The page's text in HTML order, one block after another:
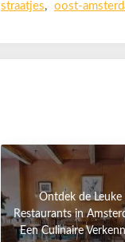
straatjes, oost-
Ontdek de Leuke
Restaurants in
Een Culinaire